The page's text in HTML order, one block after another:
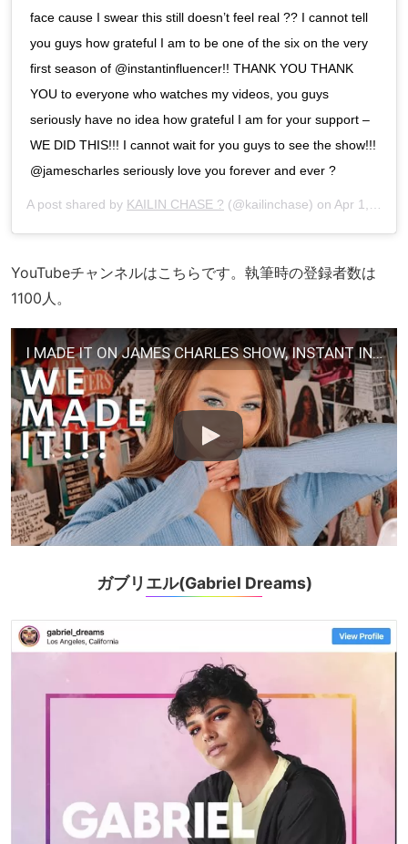
face cause I swear this still doesn’t feel real ?? I cannot tell
you guys how grateful I am to be one of the six on the very
first season of @instantinfluencer!! THANK YOU THANK
YOU to everyone who watches my videos, you guys
seriously have no idea how grateful I am for your support –
WE DID THIS!!! I cannot wait for you guys to see the show!!!
@jamescharles seriously love you forever and ever ?
A post shared by KAILIN CHASE ? (@kailinchase) on Apr 1, 2020 at 12:15pm PDT
YouTubeチャンネルはこちらです。執筆時の登録者数は
1100人。
I MADE IT ON JAMES CHARLES SHOW, INSTANT INFLUENCER!
ガブリエル(Gabriel Dreams)